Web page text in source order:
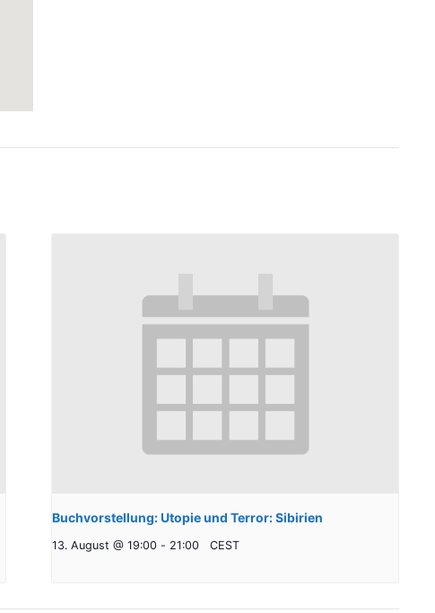
Buchvorstellung: Utopie und Terror: Sibirien
13. August @ 19:00 - 21:00 CEST